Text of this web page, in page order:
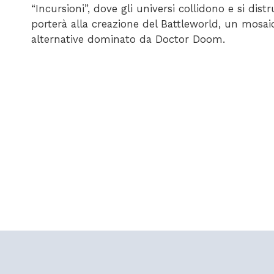
“Incursioni”, dove gli universi collidono e si
porterà alla creazione del Battleworld, un
alternative dominato da Doctor Doom.